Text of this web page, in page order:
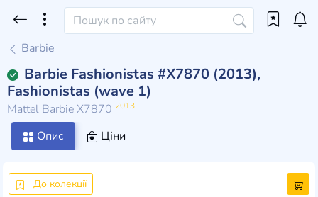
Barbie
Barbie Fashionistas #X7870 (2013),
Fashionistas (wave 1)
Mattel Barbie X7870 2013
Опис Ціни
До колекції